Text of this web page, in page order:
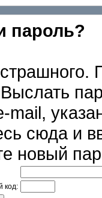
пароль?
mail,
сюда и
новый
код: